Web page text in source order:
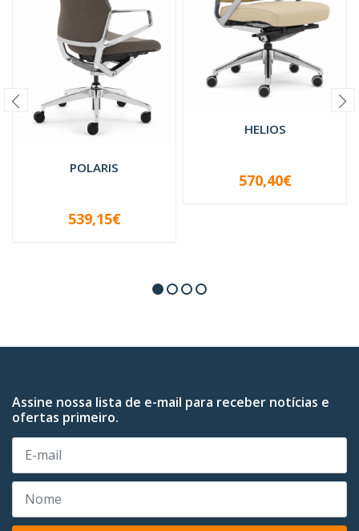
POLARIS
+
539,15€
HELIOS
+
570,40€
Assine nossa lista de e-mail para receber notícias e
ofertas primeiro.